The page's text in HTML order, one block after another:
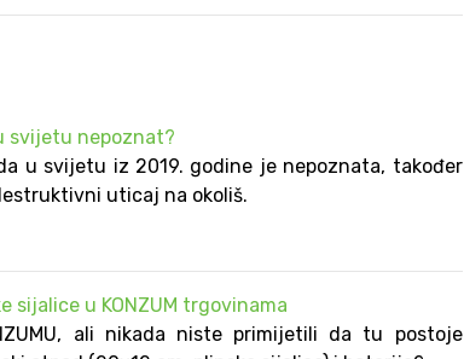
svijetu nepoznat?
u svijetu iz 2019. godine je nepoznata, također
uticaj na okoliš.
sijalice u KONZUM trgovinama
ali nikada niste primijetili da tu postoje